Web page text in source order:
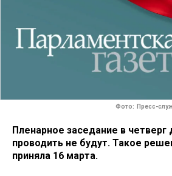
Фото: Пресс-
Пленарное заседание в четверг
проводить не будут. Такое
приняла 16 марта.